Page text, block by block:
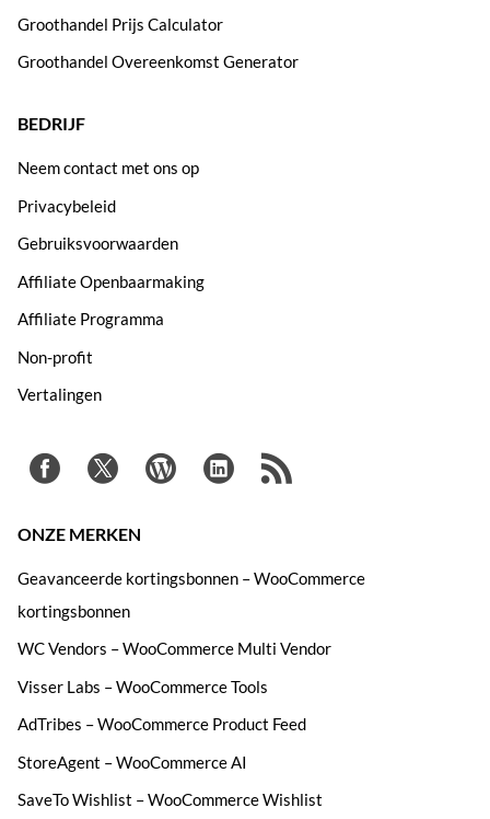
Groothandel Prijs Calculator
Groothandel Overeenkomst Generator
BEDRIJF
Neem contact met ons op
Privacybeleid
Gebruiksvoorwaarden
Affiliate Openbaarmaking
Affiliate Programma
Non-profit
Vertalingen
ONZE MERKEN
Geavanceerde kortingsbonnen – WooCommerce
kortingsbonnen
WC Vendors – WooCommerce Multi Vendor
Visser Labs – WooCommerce Tools
AdTribes – WooCommerce Product Feed
StoreAgent – WooCommerce AI
SaveTo Wishlist – WooCommerce Wishlist